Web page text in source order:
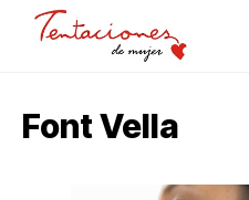
Font Vella